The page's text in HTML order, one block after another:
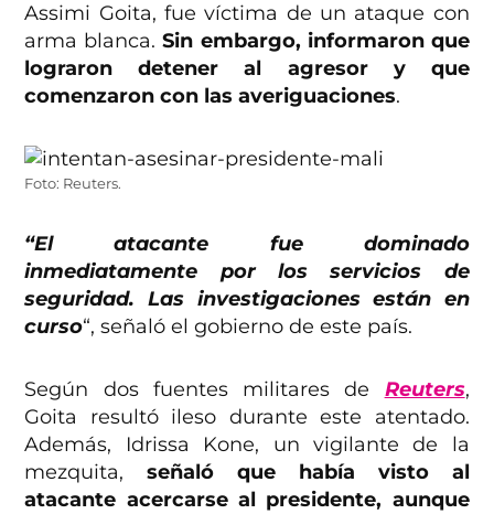
Assimi Goita, fue víctima de un ataque con
arma blanca.Sin embargo, informaron que
lograron detener al agresor y que
comenzaron con las averiguaciones.
Foto: Reuters.
“El atacante fue dominado
inmediatamente por los servicios de
seguridad. Las investigaciones están en
curso“, señaló el gobierno de este país.
Según dos fuentes militares de Reuters,
Goita resultó ileso durante este atentado.
Además, Idrissa Kone, un vigilante de la
mezquita,señaló que había visto al
atacante acercarse al presidente, aunque